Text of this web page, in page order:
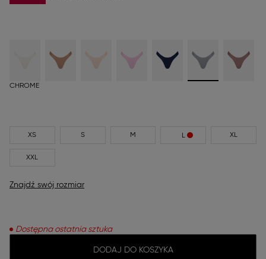
CHROME
XS S M L XL
XXL
Znajdź swój rozmiar
Dostępna ostatnia sztuka
DODAJ DO KOSZYKA